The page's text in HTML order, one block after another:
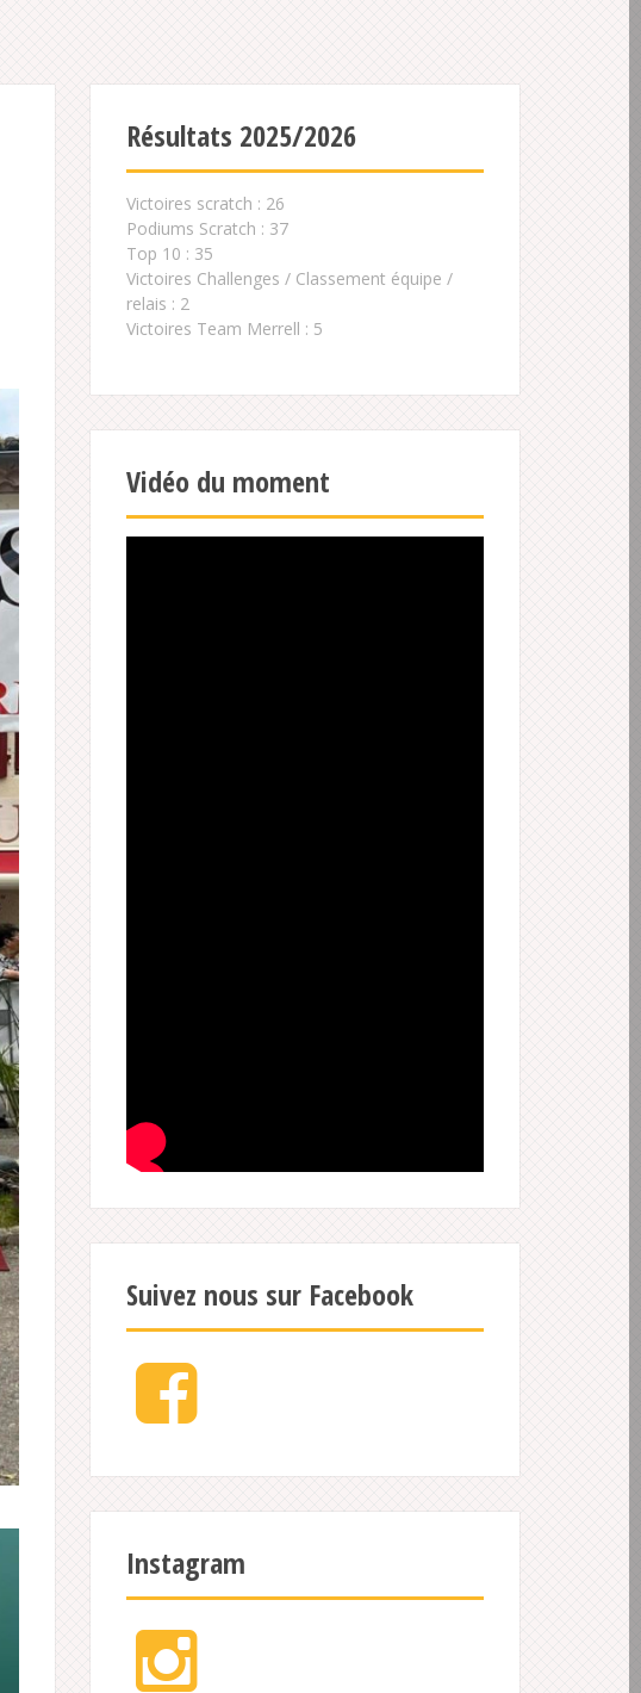
Résultats 2025/2026
Victoires scratch : 26
Podiums Scratch : 37
Top 10 : 35
Victoires Challenges / Classement équipe /
relais : 2
Victoires Team Merrell : 5
Vidéo du moment
Suivez nous sur Facebook
Facebook
Instagram
Instagram